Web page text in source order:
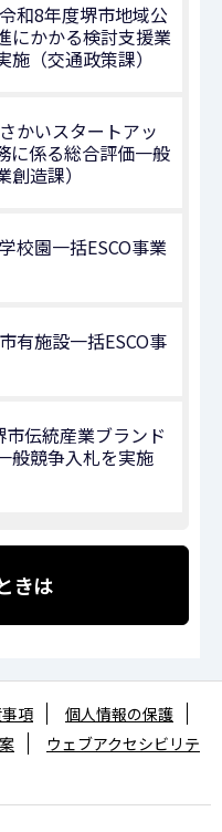
和8年度堺市地域公
にかかる検討支援業
（交通政策課）
かいスタートアッ
に係る総合評価一般
造課）
校園一括ESCO事業
有施設一括ESCO事
市伝統産業ブランド
般競争入札を実施
きは
項
個人情報の保護
ウェブアクセシビリテ